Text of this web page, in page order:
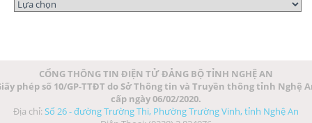
CỔNG THÔNG TIN ĐIỆN TỬ ĐẢNG BỘ TỈNH NGHỆ AN
phép số 10/GP-TTĐT do Sở Thông tin và Truyền thông tỉnh Nghệ
cấp ngày 06/02/2020.
Địa chỉ: Số 26 - đường Trường Thi, Phường Trường Vinh, tỉnh Nghệ An